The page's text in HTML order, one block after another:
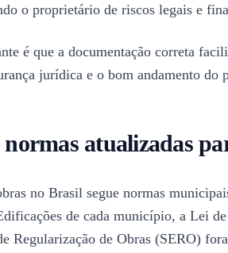
o proprietário de riscos legais e
é que a documentação correta
jurídica e o bom andamento do
normas atualizadas
no Brasil segue normas
de cada município, a Lei
Regularização de Obras (SERO)